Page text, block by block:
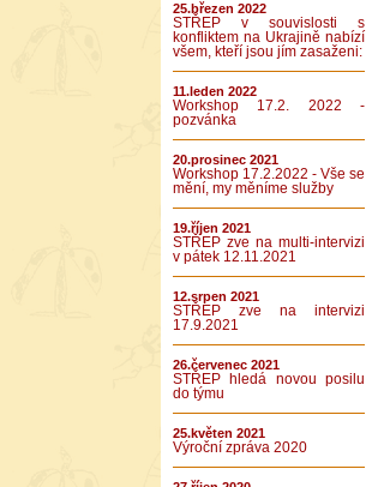
25.březen 2022
STŘEP v souvislosti s
konfliktem na Ukrajině nabízí
všem, kteří jsou jím zasaženi:
11.leden 2022
Workshop 17.2. 2022 -
pozvánka
20.prosinec 2021
Workshop 17.2.2022 - Vše se
mění, my měníme služby
19.říjen 2021
STŘEP zve na multi-intervizi
v pátek 12.11.2021
12.srpen 2021
STŘEP zve na intervizi
17.9.2021
26.červenec 2021
STŘEP hledá novou posilu
do týmu
25.květen 2021
Výroční zpráva 2020